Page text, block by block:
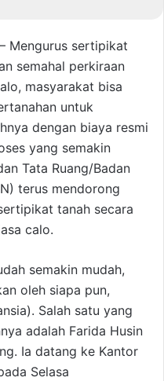
– Mengurus sertipikat
semahal perkiraan
masyarakat bisa
untuk
dengan biaya resmi
yang semakin
Tata Ruang/Badan
terus mendorong
tanah secara
calo.
semakin mudah,
oleh siapa pun,
Salah satu yang
adalah Farida Husin
Ia datang ke Kantor
Selasa